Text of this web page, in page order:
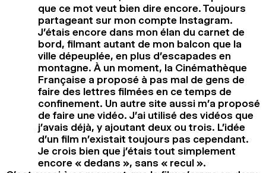
que ce mot veut bien dire encore. Toujours
partageant sur mon compte Instagram.
J’étais encore dans mon élan du carnet de
bord, filmant autant de mon balcon que la
ville dépeuplée, en plus d’escapades en
montagne. À un moment, la Cinémathèque
Française a proposé à pas mal de gens de
faire des lettres filmées en ce temps de
confinement. Un autre site aussi m’a proposé
de faire une vidéo. J’ai utilisé des vidéos que
j’avais déjà, y ajoutant deux ou trois. L’idée
d’un film n’existait toujours pas cependant.
Je crois bien que j’étais tout simplement
encore « dedans », sans « recul ».